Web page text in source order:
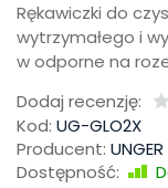
Rękawiczki do
wytrzymałego i
w odporne na
Dodaj recenzję:
Kod: UG-GLO2X
Producent: UNGER
Dostępność: